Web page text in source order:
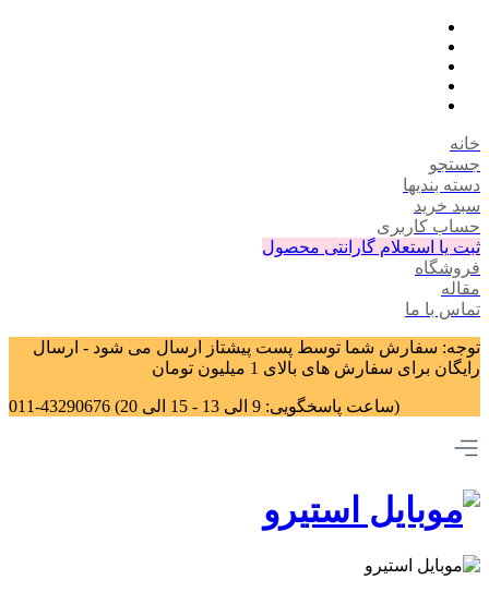
خانه
جستجو
دسته بندیها
سبد خرید
حساب کاربری
ثبت یا استعلام گارانتی محصول
فروشگاه
مقاله
تماس با ما
توجه: سفارش شما توسط پست پیشتاز ارسال می شود - ارسال
رایگان برای سفارش های بالای 1 میلیون تومان
011-43290676 (ساعت پاسخگویی: 9 الی 13 - 15 الی 20)